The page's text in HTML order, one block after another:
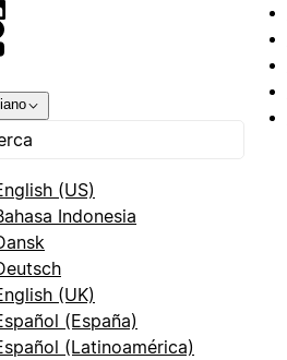
(US)
Indonesia
(UK)
(España)
(Latinoamérica)